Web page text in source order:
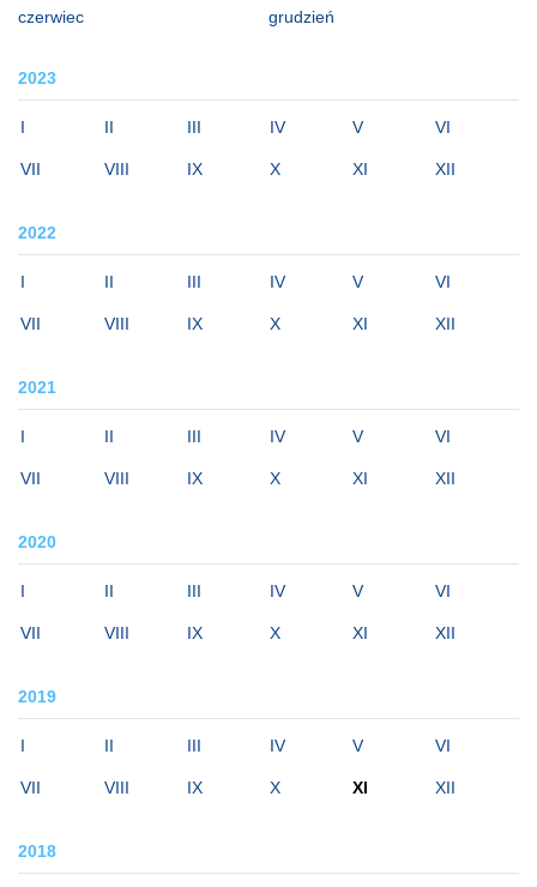
czerwiec grudzień
2023
I II III IV V VI
VII VIII IX X XI XII
2022
I II III IV V VI
VII VIII IX X XI XII
2021
I II III IV V VI
VII VIII IX X XI XII
2020
I II III IV V VI
VII VIII IX X XI XII
2019
I II III IV V VI
VII VIII IX X XI XII
2018